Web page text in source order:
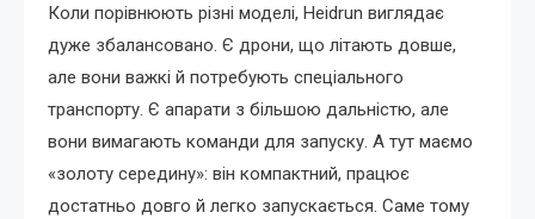
Коли порівнюють різні моделі, Heidrun виглядає
дуже збалансовано. Є дрони, що літають довше,
але вони важкі й потребують спеціального
транспорту. Є апарати з більшою дальністю, але
вони вимагають команди для запуску. А тут маємо
«золоту середину»: він компактний, працює
достатньо довго й легко запускається. Саме тому